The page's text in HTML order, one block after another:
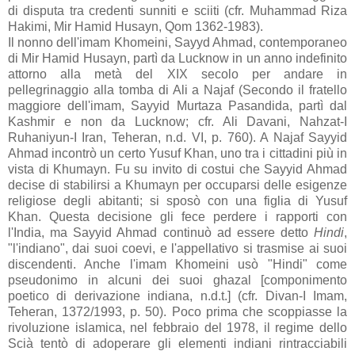
di disputa tra credenti sunniti e sciiti (cfr. Muhammad Riza
Hakimi, Mir Hamid Husayn, Qom 1362-1983).
Il nonno dell'imam Khomeini, Sayyd Ahmad, contemporaneo
di Mir Hamid Husayn, partì da Lucknow in un anno indefinito
attorno alla metà del XIX secolo per andare in
pellegrinaggio alla tomba di Ali a Najaf (Secondo il fratello
maggiore dell'imam, Sayyid Murtaza Pasandida, partì dal
Kashmir e non da Lucknow; cfr. Ali Davani, Nahzat-I
Ruhaniyun-I Iran, Teheran, n.d. VI, p. 760). A Najaf Sayyid
Ahmad incontrò un certo Yusuf Khan, uno tra i cittadini più in
vista di Khumayn. Fu su invito di costui che Sayyid Ahmad
decise di stabilirsi a Khumayn per occuparsi delle esigenze
religiose degli abitanti; si sposò con una figlia di Yusuf
Khan. Questa decisione gli fece perdere i rapporti con
l'India, ma Sayyid Ahmad continuò ad essere detto Hindi,
"l'indiano", dai suoi coevi, e l'appellativo si trasmise ai suoi
discendenti. Anche l'imam Khomeini usò "Hindi" come
pseudonimo in alcuni dei suoi ghazal [componimento
poetico di derivazione indiana, n.d.t.] (cfr. Divan-I Imam,
Teheran, 1372/1993, p. 50). Poco prima che scoppiasse la
rivoluzione islamica, nel febbraio del 1978, il regime dello
Scià tentò di adoperare gli elementi indiani rintracciabili